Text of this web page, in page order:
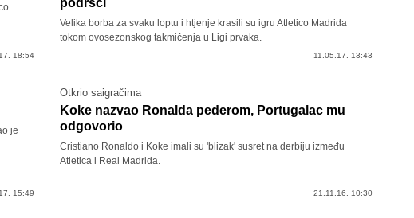
18:54
podršci
Velika borba za svaku loptu i htjenje krasili su igru Atletico Madrida
tokom ovosezonskog takmičenja u Ligi prvaka.
11.05.17. 13:43
je
15:49
Otkrio saigračima
Koke nazvao Ronalda pederom, Portugalac mu
odgovorio
Cristiano Ronaldo i Koke imali su 'blizak' susret na derbiju između
Atletica i Real Madrida.
21.11.16. 10:30